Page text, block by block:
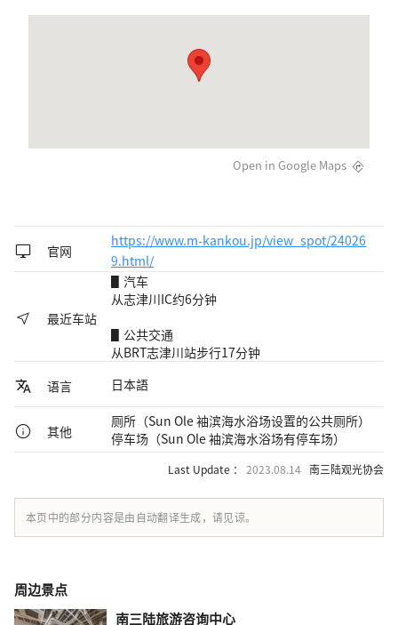
Open in Google Maps
官网
https://www.m-kankou.jp/view_spot/24026
9.html/
最近车站
▋汽车
从志津川IC约6分钟
▋公共交通
从BR​​T志津川站步行17分钟
语言
日本語
其他
厕所（Sun Ole 袖滨海水浴场设置的公共厕所）
停车场（Sun Ole 袖滨海水浴场有停车场）
Last Update ： 2023.08.14 南三陆观光协会
本页中的部分内容是由自动翻译生成，请见谅。
周边景点
南三陆旅游咨询中心